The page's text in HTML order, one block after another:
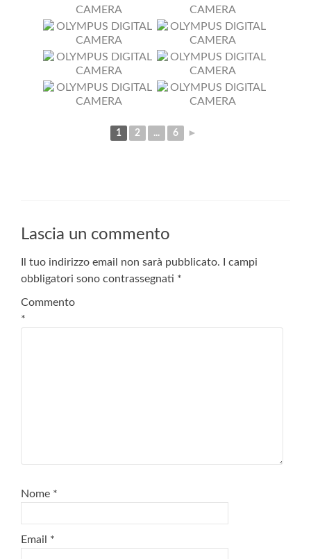
1 2 ... 6 ►
Lascia un commento
Il tuo indirizzo email non sarà pubblicato.
I campi
obbligatori sono contrassegnati *
Commento
*
Nome *
Email *